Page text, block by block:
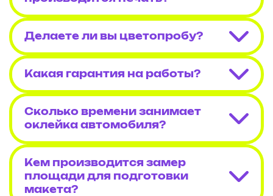
Делаете ли вы цветопробу?
Какая гарантия на работы?
Сколько времени занимает
оклейка автомобиля?
Кем производится замер
площади для подготовки
макета?